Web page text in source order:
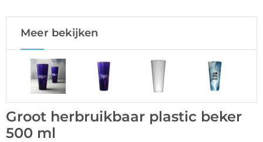
Meer bekijken
Groot herbruikbaar plastic beker
500 ml